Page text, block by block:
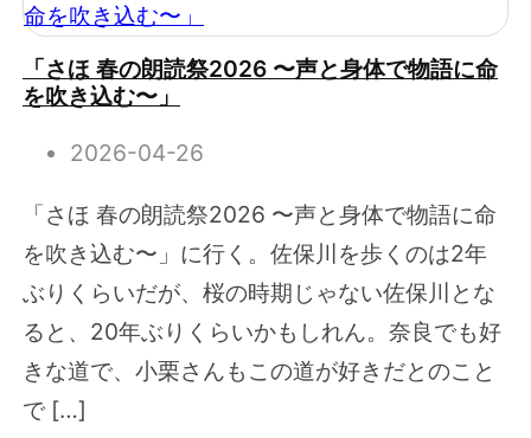
「さほ 春の朗読祭2026 〜声と身体で物語に命
を吹き込む〜」
2026-04-26
「さほ 春の朗読祭2026 〜声と身体で物語に命
を吹き込む〜」に行く。佐保川を歩くのは2年
ぶりくらいだが、桜の時期じゃない佐保川とな
ると、20年ぶりくらいかもしれん。奈良でも好
きな道で、小栗さんもこの道が好きだとのこと
で […]